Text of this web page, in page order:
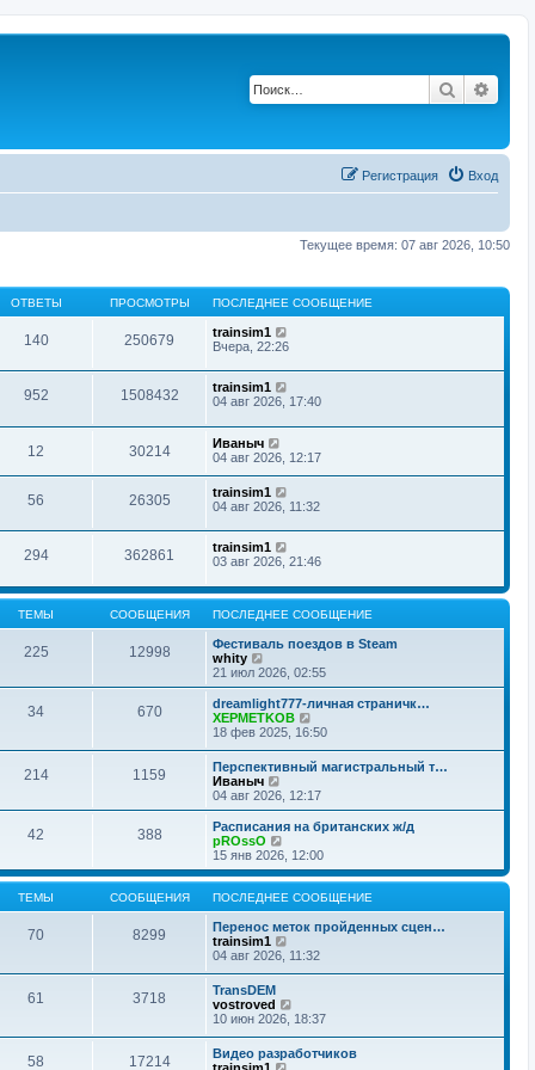
Поиск
Вход
Регистрация
Текущее время: 07 авг 2026, 10:50
ОТВЕТЫ ПРОСМОТРЫ ПОСЛЕДНЕЕ СООБЩЕНИЕ
140 250679
trainsim1
Вчера, 22:26
952 1508432
trainsim1
04 авг 2026, 17:40
12 30214
Иваныч
04 авг 2026, 12:17
56 26305
trainsim1
04 авг 2026, 11:32
294 362861
trainsim1
03 авг 2026, 21:46
ТЕМЫ СООБЩЕНИЯ ПОСЛЕДНЕЕ СООБЩЕНИЕ
225 12998
Фестиваль поездов в Steam
whity
е
р
е
й
т
к
п
о
с
л
е
д
н
е
м
у
с
о
о
б
щ
е
н
и
21 июл 2026, 02:55
34 670
dreamlight777-личная страничк…
XEPMETKOB
е
е
й
т
и
к
п
с
л
е
д
н
е
у
с
б
н
18 фев 2025, 16:50
214 1159
Перспективный магистральный т…
Иваныч
е
р
е
й
т
и
к
п
о
с
л
е
д
н
м
у
с
о
о
04 авг 2026, 12:17
42 388
Расписания на британских ж/д
pROssO
е
р
е
й
т
и
к
п
л
е
д
н
е
15 янв 2026, 12:00
ТЕМЫ СООБЩЕНИЯ ПОСЛЕДНЕЕ СООБЩЕНИЕ
70 8299
Перенос меток пройденных сцен…
trainsim1
е
й
т
и
к
п
04 авг 2026, 11:32
61 3718
TransDEM
vostroved
е
е
й
10 июн 2026, 18:37
58 17214
Видео разработчиков